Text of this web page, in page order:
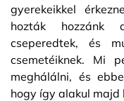
gyerekeikkel
hozták hozzánk
cseperedtek, és
csemetéiknek. Mi
meghálálni, és
hogy így alakul majd